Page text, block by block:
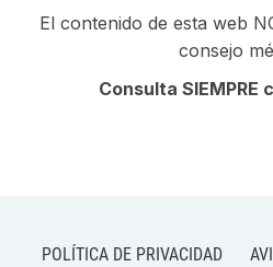
El contenido de esta web
consejo
Consulta SIEMPRE
POLÍTICA DE PRIVACIDAD